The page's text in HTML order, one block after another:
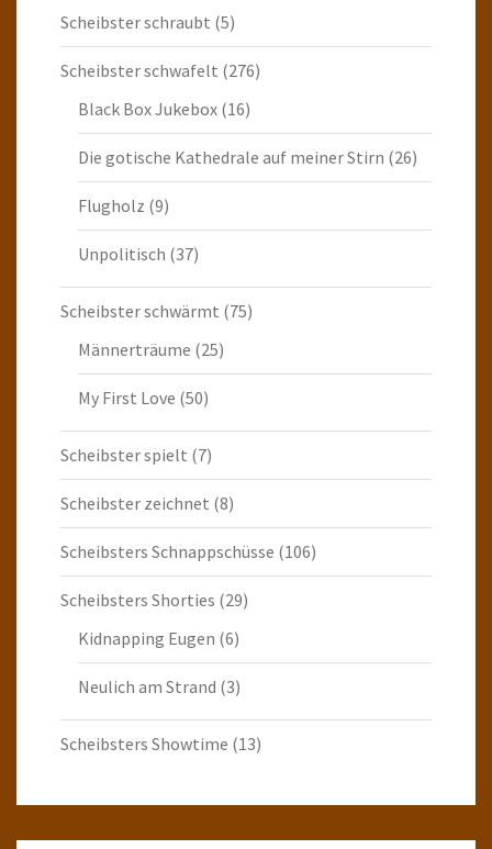
Scheibster schraubt (5)
Scheibster schwafelt (276)
Black Box Jukebox (16)
Die gotische Kathedrale auf meiner Stirn (26)
Flugholz (9)
Unpolitisch (37)
Scheibster schwärmt (75)
Männerträume (25)
My First Love (50)
Scheibster spielt (7)
Scheibster zeichnet (8)
Scheibsters Schnappschüsse (106)
Scheibsters Shorties (29)
Kidnapping Eugen (6)
Neulich am Strand (3)
Scheibsters Showtime (13)